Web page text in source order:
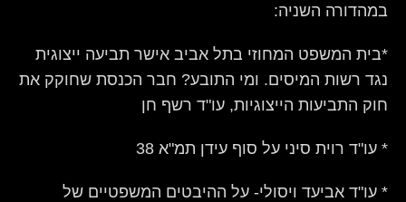
במהדורה השניה:
*בית המשפט המחוזי בתל אביב אישר תביעה ייצוגית
נגד רשות המיסים. ומי התובע? חבר הכנסת שחוקק את
חוק התביעות הייצוגיות, עו"ד רשף חן
* עו"ד רוית סיני על סוף עידן תמ"א 38
* עו"ד אביעד ויסולי- על ההיבטים המשפטיים של